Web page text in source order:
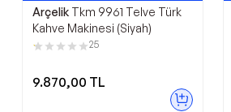
En Çok Satan 8. Ürün
Arçelik Tkm 9961 Telve Türk
Kahve Makinesi (Siyah)
25
9.870,00 TL